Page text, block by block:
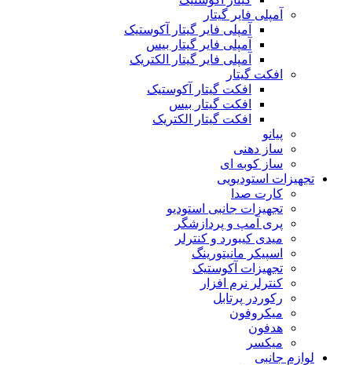
آمپلی فایر گیتار
آمپلی فایر گیتار آکوستیک
آمپلی فایر گیتار بیس
آمپلی فایر گیتار الکتریک
افکت گیتار
افکت گیتار آکوستیک
افکت گیتار بیس
افکت گیتار الکتریک
پیانو
ساز دهنی
ساز کوبه ای
تجهیزات استودیویی
کارت صدا
تجهیزات جانبی استودیو
پری آمپ و پردازشگر
میدی کیبورد و کنترلر
اسپیکر مانیتورینگ
تجهیزات آکوستیک
کنترلر نرم افزار
رکوردر پرتابل
میکروفون
هدفون
میکسر
لوازم جانبی